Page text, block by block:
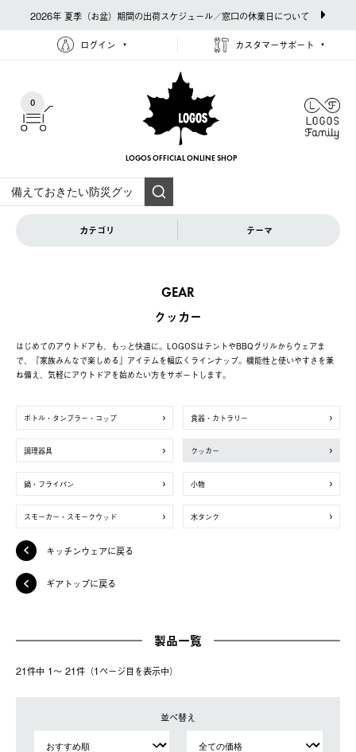
2026年 夏季（お盆）期間の出荷スケジュール／窓口の休業日について
ログイン カスタマーサポート
0
LOGOS OFFICIAL ONLINE SHOP
カテゴリ テーマ
GEAR
クッカー
はじめてのアウトドアも、もっと快適に。LOGOSはテントやBBQグリルからウェアま
で、「家族みんなで楽しめる」アイテムを幅広くラインナップ。機能性と使いやすさを兼
ね備え、気軽にアウトドアを始めたい方をサポートします。
ボトル・タンブラー・コップ 食器・カトラリー
調理器具 クッカー
鍋・フライパン 小物
スモーカー・スモークウッド 水タンク
キッチンウェアに戻る
ギアトップに戻る
製品一覧
21件中 1〜 21件（1ページ⽬を表⽰中）
並べ替え